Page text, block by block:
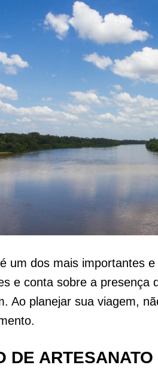
um dos mais importantes
e conta sobre a presença
Ao planejar sua viagem,
DE